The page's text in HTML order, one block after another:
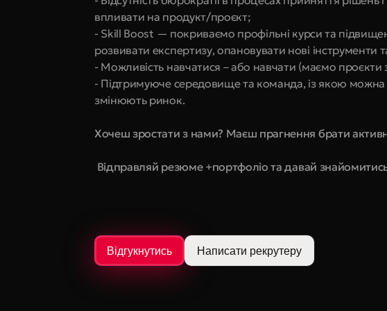
впливати на продукт/проєкт;
- Skill Boost — покриваємо профільні курси та
розвивати експертизу, опановувати нові інструменти
- Можливість навчатися – або навчати (маємо проєкти
- Підтримуюче середовище та команда, із якою можна
змінюють ринок.
Хочеш зростати з нами? Маєш прагнення брати
Відправляй резюме +портфоліо та давай
Відгукнутись Написати рекрутеру